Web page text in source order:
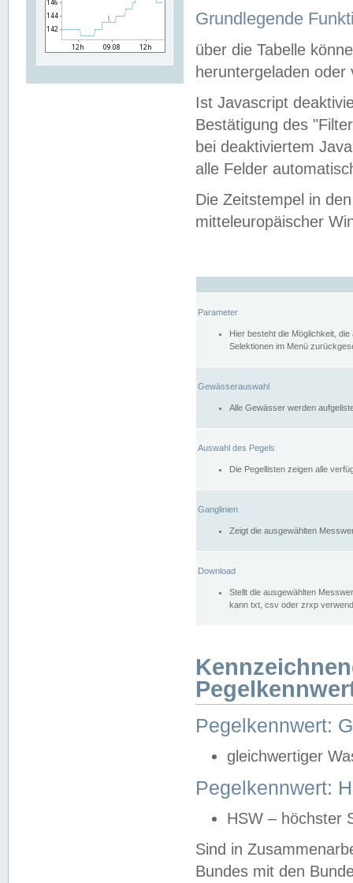
Grundlegende
über die Tabelle
heruntergeladen oder
Ist Javascript
Bestätigung des
bei deaktiviertem
alle Felder
Die Zeitstempel in
mitteleuropäischer
Parameter
Hier besteht die Möglichkeit,
Selektionen im Menü
Gewässerauswahl
Alle Gewässer werden
Auswahl des Pegels
Die Pegellisten zeigen alle
Ganglinien
Zeigt die ausgewählten
Download
Stellt die ausgewählten
kann txt, csv oder zrxp
Pegelkennwert:
gleichwertiger
Pegelkennwert:
HSW – höchster
Sind in
Bundes mit den